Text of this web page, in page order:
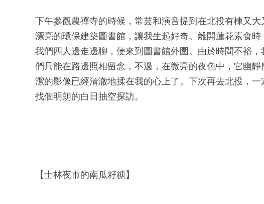
下午參觀農禪寺的時候，常芸和演音提到在北投有棟又大
漂亮的環保建築圖書館，讓我生起好奇。離開蓮花素食時
我們四人邊走邊聊，便來到圖書館外圍。由於時間不裕，
們只能在路邊照相留念，不過，在微亮的夜色中，它幽靜
潔的影像已經清澈地揉在我的心上了。下次再去北投，一
找個明朗的白日抽空探訪。
【士林夜市的南瓜籽糖】